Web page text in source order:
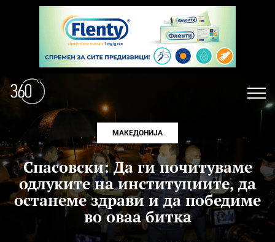
МАКЕДОНИЈА
Спасовски: Да ги почитуваме
одлуките на институциите, да
останеме здрави и да победиме
во оваа битка